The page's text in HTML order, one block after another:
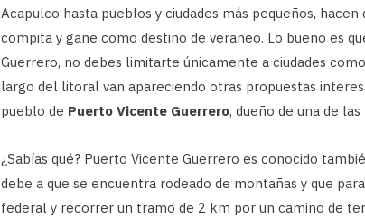
Acapulco hasta pueblos y ciudades más pequeños,
compita y gane como destino de veraneo. Lo bueno es
Guerrero, no debes limitarte únicamente a ciudades
largo del litoral van apareciendo otras propuestas
pueblo de Puerto Vicente Guerrero, dueño de una de
¿Sabías qué? Puerto Vicente Guerrero es conocido
debe a que se encuentra rodeado de montañas y que
federal y recorrer un tramo de 2 km por un camino de